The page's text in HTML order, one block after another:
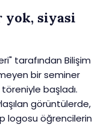
siyasi
tarafından Bilişim
bir seminer
başladı.
görüntülerde,
logosu öğrencilerin